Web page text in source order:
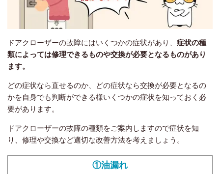
ドアクローザーの故障にはいくつかの症状があり、 症状の種
類によっては修理できるものや交換が必要となるものがあり
ます。
どの症状なら直せるのか、どの症状なら交換が必要となるの
かを自身でも判断ができる様いくつかの症状を知っておく必
要があります。
ドアクローザーの故障の種類をご案内しますので症状を知
り、修理や交換など適切な改善方法を考えましょう。
①油漏れ